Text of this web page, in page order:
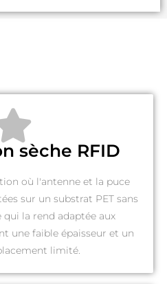
sèche RFID
où l'antenne et la puce
sur un substrat PET sans
la rend adaptée aux
une faible épaisseur et un
limité.